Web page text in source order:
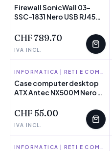
POCHI PEZZI
Firewall SonicWall 03-
SSC-1831 Nero USB RJ45
CHF 789.70
IVA INCL.
ANTEC
POCHI PEZZI
Case computer desktop
ATX Antec NX500M Nero
CHF 55.00
IVA INCL.
HPE